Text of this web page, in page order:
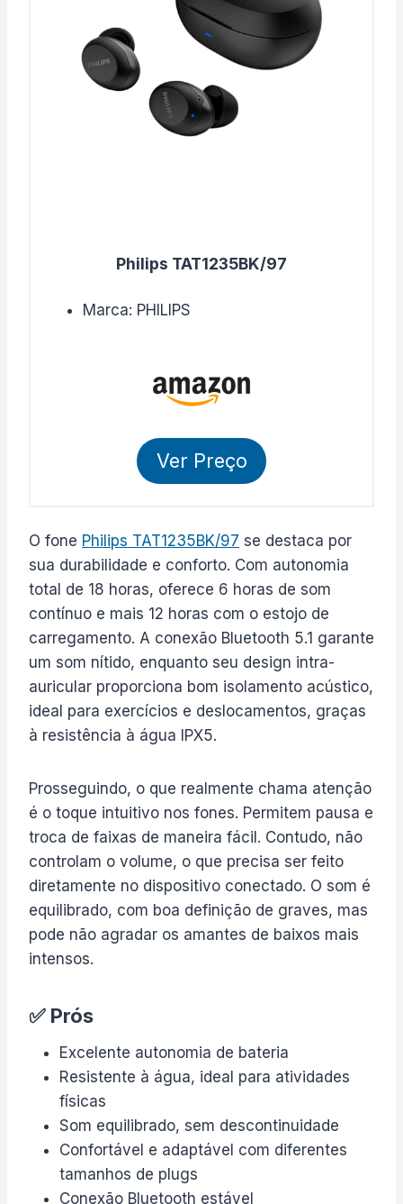
Philips TAT1235BK/97
Marca: PHILIPS
Ver Preço
O fone Philips TAT1235BK/97 se destaca por
sua durabilidade e conforto. Com autonomia
total de 18 horas, oferece 6 horas de som
contínuo e mais 12 horas com o estojo de
carregamento. A conexão Bluetooth 5.1 garante
um som nítido, enquanto seu design intra-
auricular proporciona bom isolamento acústico,
ideal para exercícios e deslocamentos, graças
à resistência à água IPX5.
Prosseguindo, o que realmente chama atenção
é o toque intuitivo nos fones. Permitem pausa e
troca de faixas de maneira fácil. Contudo, não
controlam o volume, o que precisa ser feito
diretamente no dispositivo conectado. O som é
equilibrado, com boa definição de graves, mas
pode não agradar os amantes de baixos mais
intensos.
✅ Prós
Excelente autonomia de bateria
Resistente à água, ideal para atividades
físicas
Som equilibrado, sem descontinuidade
Confortável e adaptável com diferentes
tamanhos de plugs
Conexão Bluetooth estável